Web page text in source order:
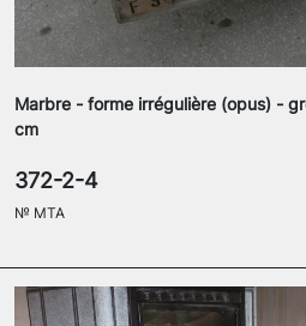
Marbre - forme irrégulière (opus) -
cm
372-2-4
№ MTA